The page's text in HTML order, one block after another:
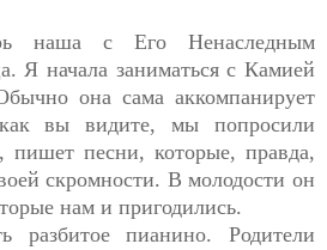
наша с Его Ненаследным
Я начала заниматься с Камией
она сама аккомпанирует
вы видите, мы попросили
пишет песни, которые, правда,
скромности. В молодости он
нам и пригодились.
разбитое пианино. Родители